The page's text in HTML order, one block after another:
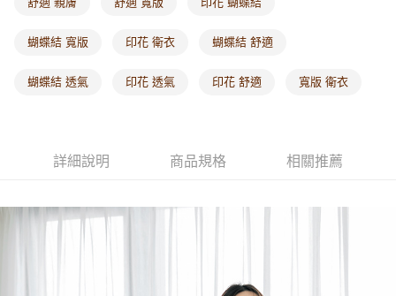
蝴蝶結 寬版 印花 衛衣 蝴蝶結 舒適
蝴蝶結 透氣 印花 透氣 印花 舒適 寬版 衛衣
詳細說明 商品規格 相關推薦